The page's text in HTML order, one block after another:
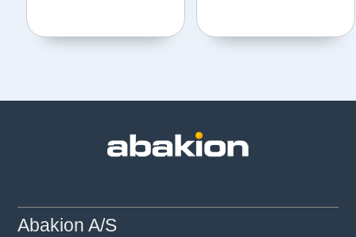
Abakion A/S